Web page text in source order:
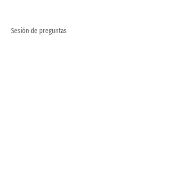
Sesión de preguntas